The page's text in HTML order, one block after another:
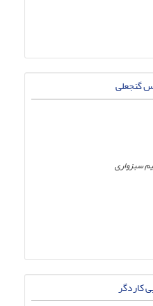
سبزواری